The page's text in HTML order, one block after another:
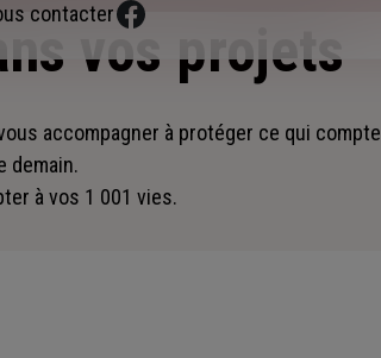
contacter
vos projets
accompagner à protéger ce qui compte
demain.
à vos 1 001 vies.